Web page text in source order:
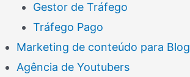
Gestor de Tráfego
Tráfego Pago
Marketing de conteúdo para Blog
Agência de Youtubers